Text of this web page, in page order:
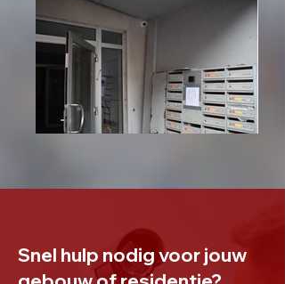
Snel hulp nodig voor jouw